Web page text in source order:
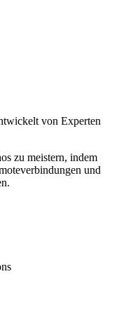
von Experten
zu meistern, indem
und